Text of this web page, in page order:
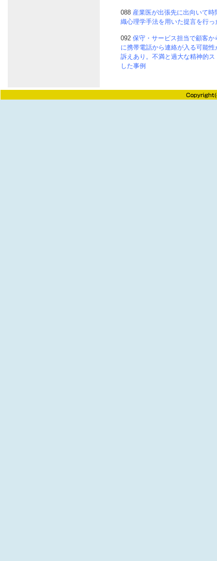
088 産業医が出張先に出向いて
織心理学手法を用いた提言を行っ
092 保守・サービス担当で顧客
に携帯電話から連絡が入る可能
訴えあり。不満と過大な精神的
した事例